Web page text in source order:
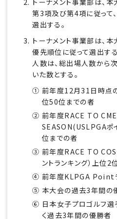
トーナメント事業部は、
第3項及び第4項に従って
選出する。
トーナメント事業部は、
優先順位に従って選出す
人数は、総出場人数から
いた数とする。
① 前年度12月31日時点の
位50位までの者
② 前年度RACE TO
SEASON(USLPGAポ
位までの者
③ 前年度RACE TO
ントランキング）上位2
④ 前年度KLPGA Point
⑤ 本大会の過去3年間の
⑥ 日本女子プロゴルフ選
く過去3年間の優勝者